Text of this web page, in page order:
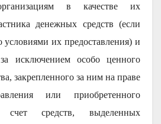
в качестве их
денежных средств (если
условиями их предоставления) и
исключением особо ценного
закрепленного за ним на праве
или приобретенного
средств, выделенных